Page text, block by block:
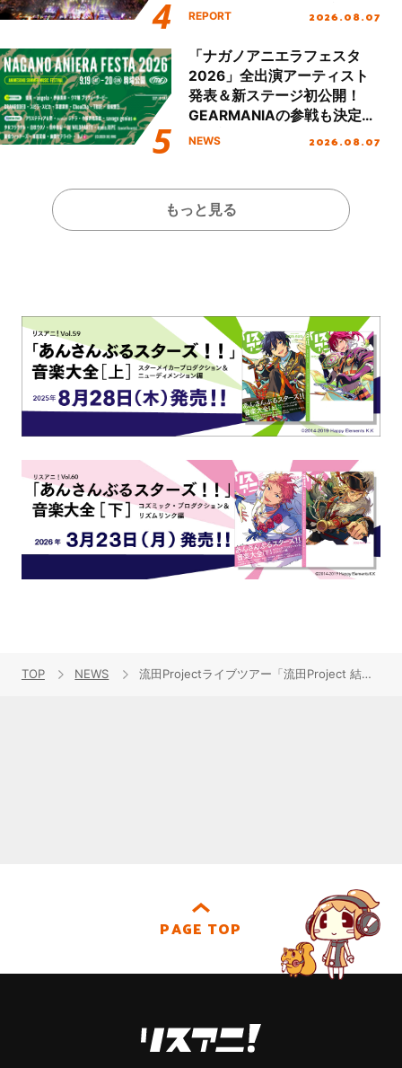
Party Stage／埼玉公演＞”
REPORT 2026.08.07
「ナガノアニエラフェスタ
2026」全出演アーティスト
発表＆新ステージ初公開！
GEARMANIAの参戦も決定
し、初となる第3ステージの
NEWS 2026.08.07
もっと見る
TOP NEWS 流田Projectライブツアー「流田Project 結成8周年東名阪ワンマン～8年たったよ！～」4月8日よりスタート！
PAGE TOP